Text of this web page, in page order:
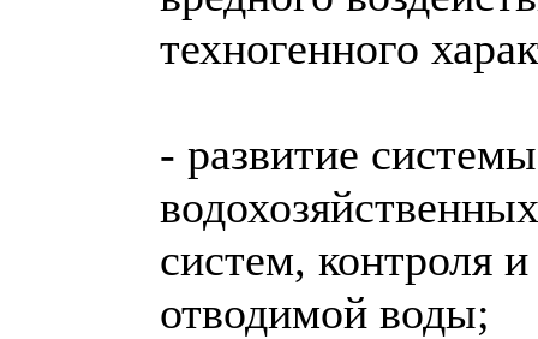
техногенного
- развитие
систем, контроля
отводимой воды;